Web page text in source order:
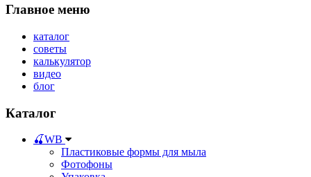
Главное меню
каталог
советы
калькулятор
видео
блог
Каталог
🍒WB
Пластиковые формы для мыла
Фотофоны